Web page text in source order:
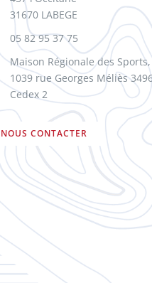
31670 LABEGE
05 82 95 37 75
Maison Régionale des Sports,
1039 rue Georges Méliès
Cedex 2
NOUS CONTACTER